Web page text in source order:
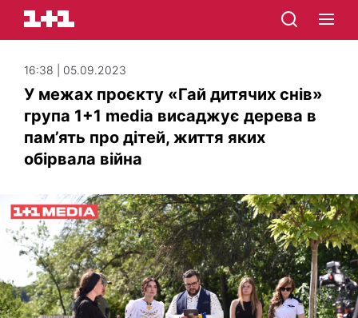
16:38 | 05.09.2023
У межах проєкту «Гай дитячих снів»
група 1+1 media висаджує дерева в
пам’ять про дітей, життя яких
обірвала війна